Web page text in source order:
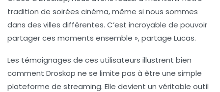
tradition de soirées cinéma, même si nous sommes
dans des villes différentes. C’est incroyable de pouvoir
partager ces moments ensemble », partage Lucas.
Les témoignages de ces utilisateurs illustrent bien
comment Droskop ne se limite pas à être une simple
plateforme de streaming. Elle devient un véritable outil